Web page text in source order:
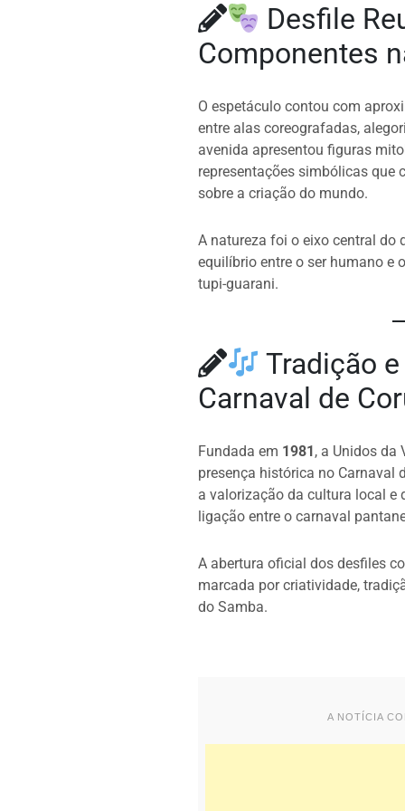
Desfile
Componentes
O espetáculo contou com
entre alas coreografadas,
avenida apresentou figuras
representações simbólicas que
sobre a criação do mundo.
A natureza foi o eixo central do
equilíbrio entre o ser humano e
tupi-guarani.
Tradição
Carnaval de
Fundada em 1981, a Unidos da
presença histórica no Carnaval
a valorização da cultura local e
ligação entre o carnaval
A abertura oficial dos desfiles
marcada por criatividade,
do Samba.
A NOTÍCIA